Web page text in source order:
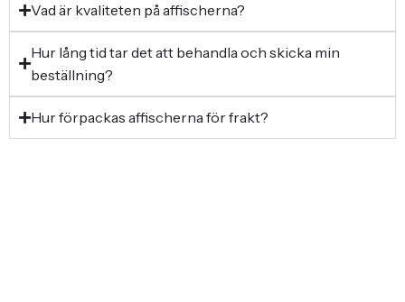
Vad är kvaliteten på affischerna?
Hur lång tid tar det att behandla och skicka min
beställning?
Hur förpackas affischerna för frakt?